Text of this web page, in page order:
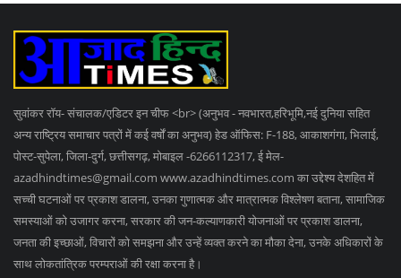
सुवांकर रॉय- संचालक/एडिटर इन चीफ <br> (अनुभव - नवभारत,हरिभूमि,नई दुनिया सहित
अन्य राष्ट्रिय समाचार पत्रों में कई वर्षों का अनुभव) हेड ऑफिस: F-188, आकाशगंगा, भिलाई,
पोस्ट-सुपेला, जिला-दुर्ग, छत्तीसगढ़, मोबाइल -6266112317, ई मेल-
azadhindtimes@gmail.com www.azadhindtimes.com का उद्देश्य देशहित में
सच्ची घटनाओं पर प्रकाश डालना, उनका गुणात्मक और मात्रात्मक विश्लेषण बताना, सामाजिक
समस्याओं को उजागर करना, सरकार की जन-कल्याणकारी योजनाओं पर प्रकाश डालना,
जनता की इच्छाओं, विचारों को समझना और उन्हें व्यक्त करने का मौका देना, उनके अधिकारों के
साथ लोकतांत्रिक परम्पराओं की रक्षा करना है।